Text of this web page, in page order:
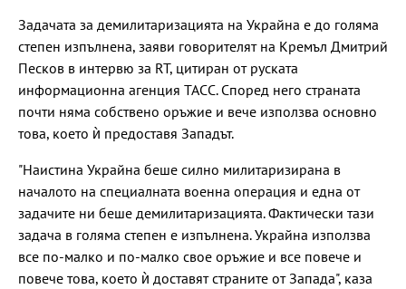
Задачата за демилитаризацията на Украйна е до голяма
степен изпълнена, заяви говорителят на Кремъл Дмитрий
Песков в интервю за RT, цитиран от руската
информационна агенция ТАСС. Според него страната
почти няма собствено оръжие и вече използва основно
това, което ѝ предоставя Западът.
"Наистина Украйна беше силно милитаризирана в
началото на специалната военна операция и една от
задачите ни беше демилитаризацията. Фактически тази
задача в голяма степен е изпълнена. Украйна използва
все по-малко и по-малко свое оръжие и все повече и
повече това, което ѝ доставят страните от Запада", каза